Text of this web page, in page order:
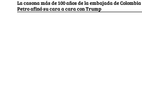
La casona más de 100 años de la embajada de
Petro afinó su cara a cara con Trump